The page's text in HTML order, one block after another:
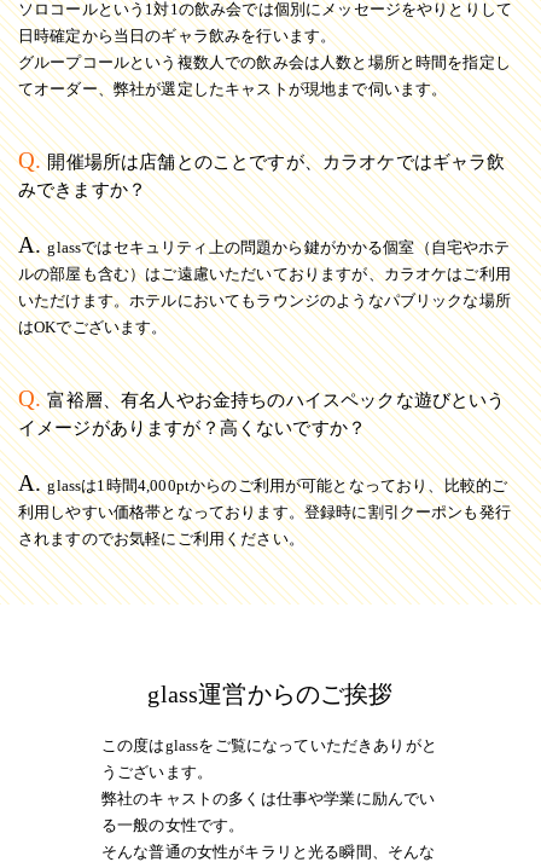
ソロコールという1対1の飲み会では個別にメッセージをやりとりして
日時確定から当日のギャラ飲みを行います。
グループコールという複数人での飲み会は人数と場所と時間を指定し
てオーダー、弊社が選定したキャストが現地まで伺います。
Q.開催場所は店舗とのことですが、カラオケではギャラ飲
みできますか？
A.glassではセキュリティ上の問題から鍵がかかる個室（自宅やホテ
ルの部屋も含む）はご遠慮いただいておりますが、カラオケはご利用
いただけます。ホテルにおいてもラウンジのようなパブリックな場所
はOKでございます。
Q.富裕層、有名人やお金持ちのハイスペックな遊びという
イメージがありますが？高くないですか？
A.glassは1時間4,000ptからのご利用が可能となっており、比較的ご
利用しやすい価格帯となっております。登録時に割引クーポンも発行
されますのでお気軽にご利用ください。
glass運営からのご挨拶
この度はglassをご覧になっていただきありがと
うございます。
弊社のキャストの多くは仕事や学業に励んでい
る一般の女性です。
そんな普通の女性がキラリと光る瞬間、そんな